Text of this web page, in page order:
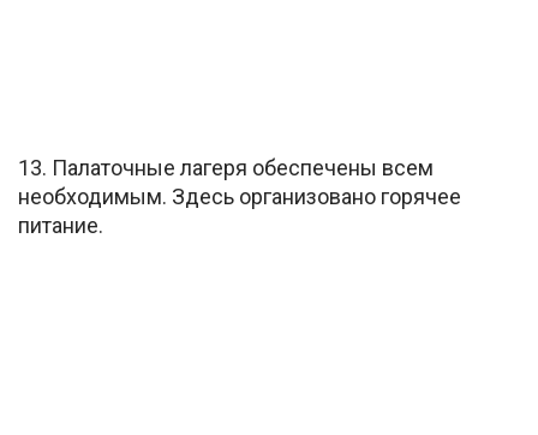
13. Палаточные лагеря обеспечены всем
необходимым. Здесь организовано горячее
питание.